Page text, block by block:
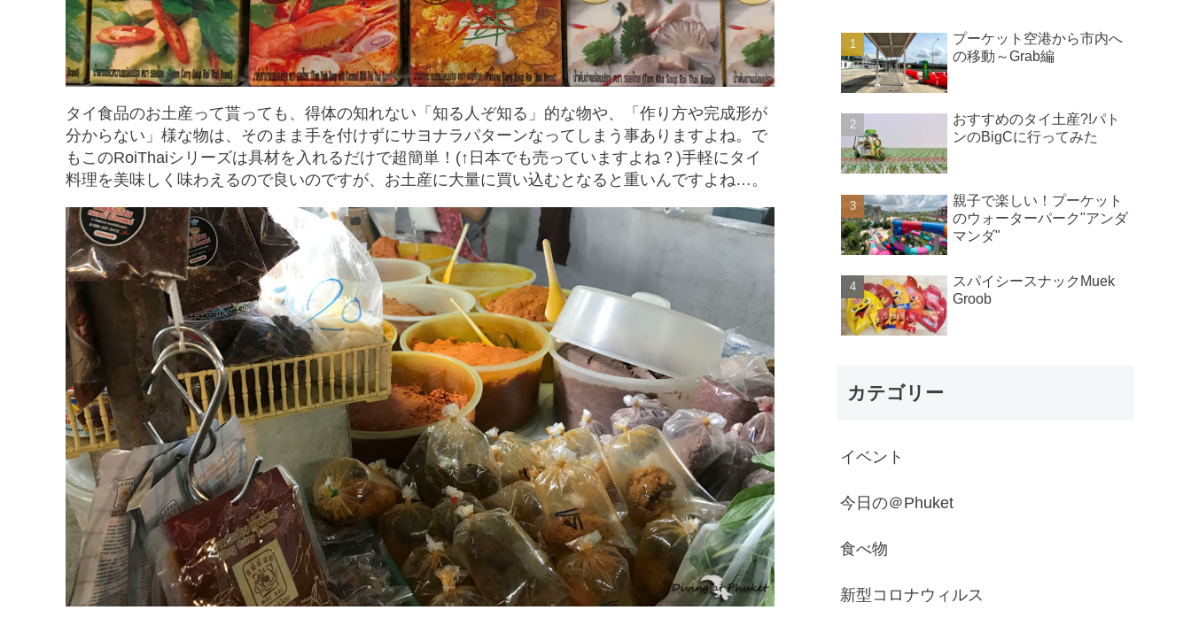
タイ食品のお土産って貰っても、得体の知れない「知る人ぞ知る」的な物や、「作り方や完成形が
分からない」様な物は、そのまま手を付けずにサヨナラパターンなってしまう事ありますよね。で
もこのRoiThaiシリーズは具材を入れるだけで超簡単！(↑日本でも売っていますよね？)手軽にタイ
料理を美味しく味わえるので良いのですが、お土産に大量に買い込むとなると重いんですよね…。
プーケット空港から市内へ
の移動～Grab編
おすすめのタイ土産?!パト
ンのBigCに行ってみた
親子で楽しい！プーケット
のウォーターパーク"アンダ
マンダ"
スパイシースナックMuek
Groob
カテゴリー
イベント
今日の＠Phuket
食べ物
新型コロナウィルス